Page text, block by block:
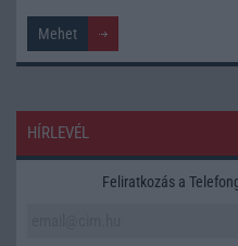
HÍRLEVÉL
Feliratkozás a